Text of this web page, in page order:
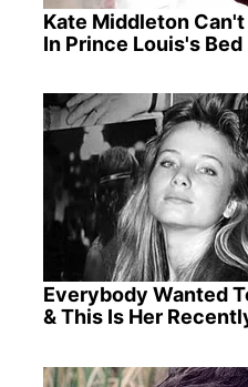
Kate Middleton
In Prince Louis's Bed
Everybody Wanted
& This Is Her